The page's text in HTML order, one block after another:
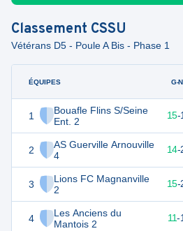
Classement CSSU
Vétérans D5 - Poule A Bis - Phase 1
ÉQUIPES
1
Bouafle Flins S/Seine
Ent. 2
2
AS Guerville Arnouville
4
3
Lions FC Magnanville
2
4
Les Anciens du
Mantois 2
G-
45 18 15-
44 18 14-
42 18 15-
11-